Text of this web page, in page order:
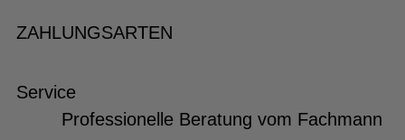
ZAHLUNGSARTEN
Service
Professionelle Beratung vom Fachmann